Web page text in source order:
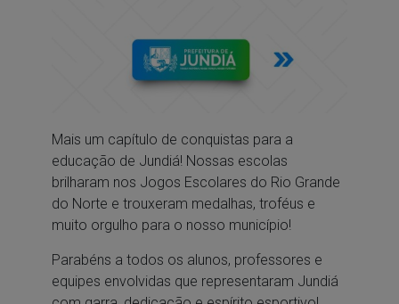
Mais um capítulo de conquistas para a
educação de Jundiá! Nossas escolas
brilharam nos Jogos Escolares do Rio Grande
do Norte e trouxeram medalhas, troféus e
muito orgulho para o nosso município!
Parabéns a todos os alunos, professores e
equipes envolvidas que representaram Jundiá